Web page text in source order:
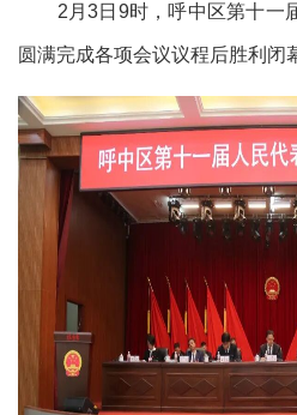
2月3日9时，呼中区第十一
圆满完成各项会议议程后胜利闭